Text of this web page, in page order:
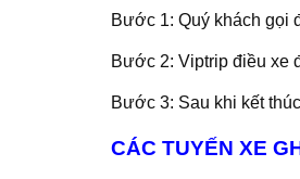
Bước 1: Quý khách gọi
Bước 2: Viptrip điều xe
Bước 3: Sau khi kết
CÁC TUYẾN XE